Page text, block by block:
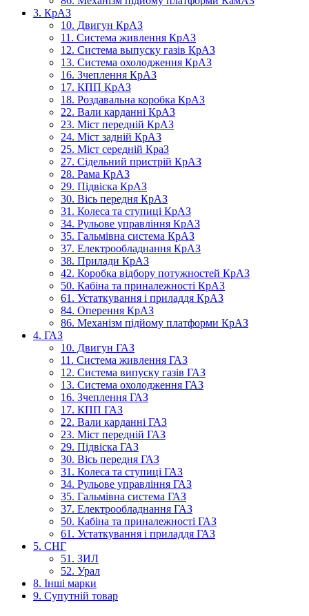
3. КрАЗ
10. Двигун КрАЗ
11. Система живлення КрАЗ
12. Система выпуску газів КрАЗ
13. Система охолодження КрАЗ
16. Зчеплення КрАЗ
17. КПП КрАЗ
18. Роздавальна коробка КрАЗ
22. Вали карданні КрАЗ
23. Міст передній КрАЗ
24. Міст задній КрАЗ
25. Міст середній КраЗ
27. Сідельний пристрій КрАЗ
28. Рама КрАЗ
29. Підвіска КрАЗ
30. Вісь передня КрАЗ
31. Колеса та ступиці КрАЗ
34. Рульове управління КрАЗ
35. Гальмівна система КрАЗ
37. Електрообладнання КрАЗ
38. Прилади КрАЗ
42. Коробка відбору потужностей КрАЗ
50. Кабіна та приналежності КрАЗ
61. Устаткування і приладдя КрАЗ
84. Оперення КрАЗ
86. Механізм підйому платформи КрАЗ
4. ГАЗ
10. Двигун ГАЗ
11. Система живлення ГАЗ
12. Система випуску газів ГАЗ
13. Система охолодження ГАЗ
16. Зчеплення ГАЗ
17. КПП ГАЗ
22. Вали карданні ГАЗ
23. Міст передній ГАЗ
29. Підвіска ГАЗ
30. Вісь передня ГАЗ
31. Колеса та ступиці ГАЗ
34. Рульове управління ГАЗ
35. Гальмівна система ГАЗ
37. Електрообладнання ГАЗ
50. Кабіна та приналежності ГАЗ
61. Устаткування і приладдя ГАЗ
5. СНГ
51. ЗИЛ
52. Урал
8. Інші марки
9. Супутній товар